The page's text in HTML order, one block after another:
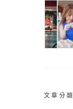
文章分類